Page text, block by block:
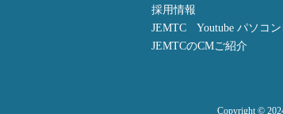
採用情報
JEMTC Youtube パソコ
JEMTCのCMご紹介
Copyright ©